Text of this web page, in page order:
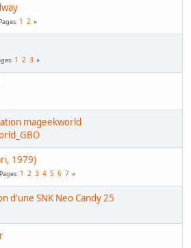
Pages 1 2
1 2 3
mageekworld
1979)
Pages 1 2 3 4 5 6 7
d'une SNK Neo Candy 25